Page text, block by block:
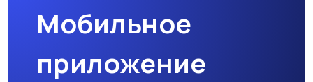
Трикотаж Спортивная одежда
Мобильное
приложение